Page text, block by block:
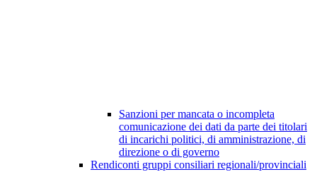
Sanzioni per mancata o incompleta
comunicazione dei dati da parte dei titolari
di incarichi politici, di amministrazione, di
direzione o di governo
Rendiconti gruppi consiliari regionali/provinciali